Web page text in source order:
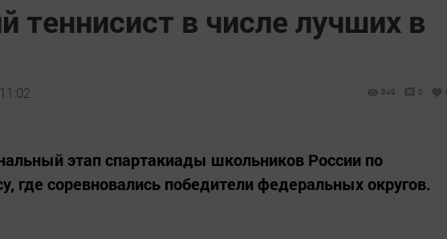
теннисист в числе лучших в
849 0
этап спартакиады школьников России по
где соревновались победители федеральных округов.